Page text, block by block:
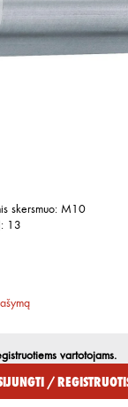
skersmuo: M10
: 13
vartotojams.
/